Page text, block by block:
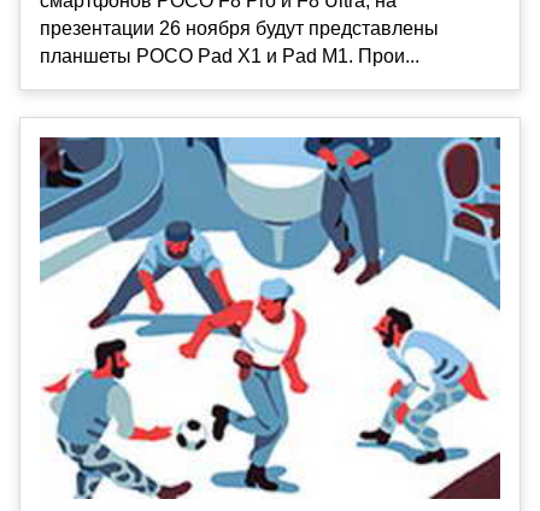
презентации 26 ноября будут представлены
планшеты POCO Pad X1 и Pad M1. Прои...